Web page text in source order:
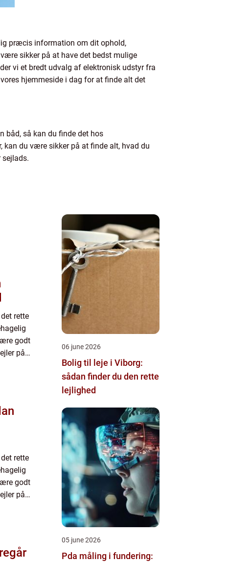
præcis information om dit ophold,
sikker på at have det bedst mulige
vi et bredt udvalg af elektronisk udstyr fra
hjemmeside i dag for at finde alt det
båd, så kan du finde det hos
kan du være sikker på at finde alt, hvad du
rette
godt
på
rette
godt
på
06 june 2026
Bolig til leje i Viborg:
sådan finder du den rette
lejlighed
05 june 2026
Pda måling i fundering: